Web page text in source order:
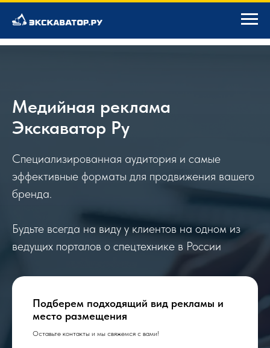
Медийная реклама
Экскаватор Ру
Специализированная аудитория и самые
эффективные форматы для продвижения вашего
бренда.
Будьте всегда на виду у клиентов на одном из
ведущих порталов о спецтехнике в России
Подберем подходящий вид рекламы и
место размещения
Оставьте контакты и мы свяжемся с вами!